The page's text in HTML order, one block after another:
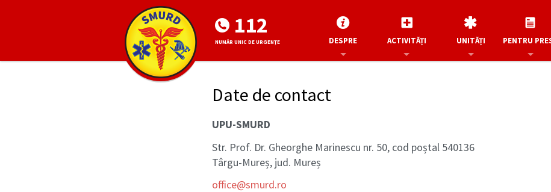
112
NUMĂR UNIC DE URGENȚE DESPRE ACTIVITĂȚI UNITĂȚI PENTRU
Date de contact
UPU-SMURD
Str. Prof. Dr. Gheorghe Marinescu nr. 50, cod poștal 540136
Târgu-Mureș, jud. Mureș
office@smurd.ro